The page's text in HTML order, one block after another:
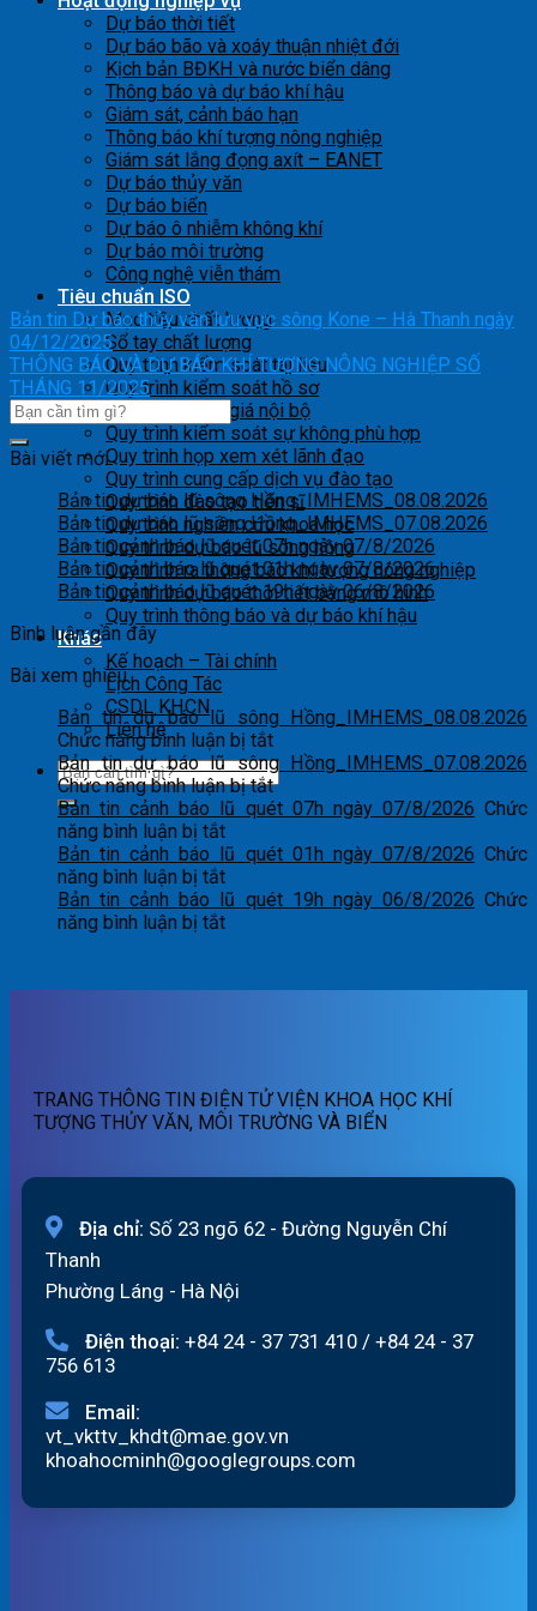
Dự báo thời tiết
Dự báo bão và xoáy thuận nhiệt đới
Kịch bản BĐKH và nước biển dâng
Thông báo và dự báo khí hậu
Giám sát, cảnh báo hạn
Thông báo khí tượng nông nghiệp
Giám sát lắng đọng axít – EANET
Dự báo thủy văn
Dự báo biển
Dự báo ô nhiễm không khí
Dự báo môi trường
Công nghệ viễn thám
Tiêu chuẩn ISO
Mục tiêu chất lượng
Sổ tay chất lượng
Quy trình kiểm soát tài liệu
Quy trình kiểm soát hồ sơ
Quy trình đánh giá nội bộ
Quy trình kiểm soát sự không phù hợp
Quy trình họp xem xét lãnh đạo
Quy trình cung cấp dịch vụ đào tạo
Quy trình đào tạo tiến sĩ
Quy trình nghiên cứu khoa học
Quy trình dự báo lũ sông hồng
Quy trình ra thông báo khí tượng nông nghiệp
Quy trình dự báo thời tiết bằng mô hình
Quy trình thông báo và dự báo khí hậu
Khác
Kế hoạch – Tài chính
Lịch Công Tác
CSDL KHCN
Liên hệ
Bản tin Dự báo thủy văn lưu vực sông Kone – Hà Thanh ngày
04/12/2025
THÔNG BÁO VÀ DỰ BÁO KHÍ TƯỢNG NÔNG NGHIỆP SỐ
THÁNG 11/2025
Bài viết mới
Bản tin dự báo lũ sông Hồng_IMHEMS_08.08.2026
Bản tin dự báo lũ sông Hồng_IMHEMS_07.08.2026
Bản tin cảnh báo lũ quét 07h ngày 07/8/2026
Bản tin cảnh báo lũ quét 01h ngày 07/8/2026
Bản tin cảnh báo lũ quét 19h ngày 06/8/2026
Bình luận gần đây
Bài xem nhiều
Bản tin dự báo lũ sông Hồng_IMHEMS_08.08.2026
Chức năng bình luận bị tắtở
Bản
tin
dự
lũ
Hồng_IMHEMS_08.08.2026
Bản tin dự báo lũ sông Hồng_IMHEMS_07.08.2026
Chức năng bình luận bị tắtở
Bản
dự
lũ
Bản tin cảnh báo lũ quét 07h ngày 07/8/2026 Chức
năng bình luận bị tắtở
Bản
tin
cảnh
báo
07h
Bản tin cảnh báo lũ quét 01h ngày 07/8/2026 Chức
năng bình luận bị tắtở
Bản
tin
lũ
Bản tin cảnh báo lũ quét 19h ngày 06/8/2026 Chức
năng bình luận bị tắtở
cảnh
ngày
06/8/2026
TRANG THÔNG TIN ĐIỆN TỬ VIỆN KHOA HỌC KHÍ
TƯỢNG THỦY VĂN, MÔI TRƯỜNG VÀ BIỂN
Địa chỉ: Số 23 ngõ 62 - Đường Nguyễn Chí
Thanh
Phường Láng - Hà Nội
Điện thoại: +84 24 - 37 731 410 / +84 24 - 37
756 613
Email:
vt_vkttv_khdt@mae.gov.vn
khoahocminh@googlegroups.com